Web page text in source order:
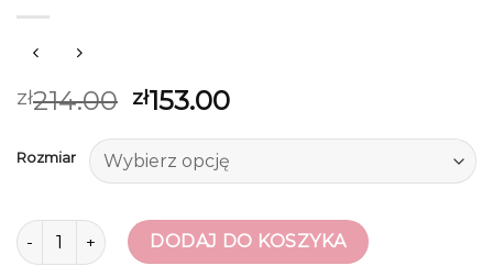
zł214.00 zł153.00
Rozmiar
ilość ccc sandaly damskieDODAJ DO KOSZYKA